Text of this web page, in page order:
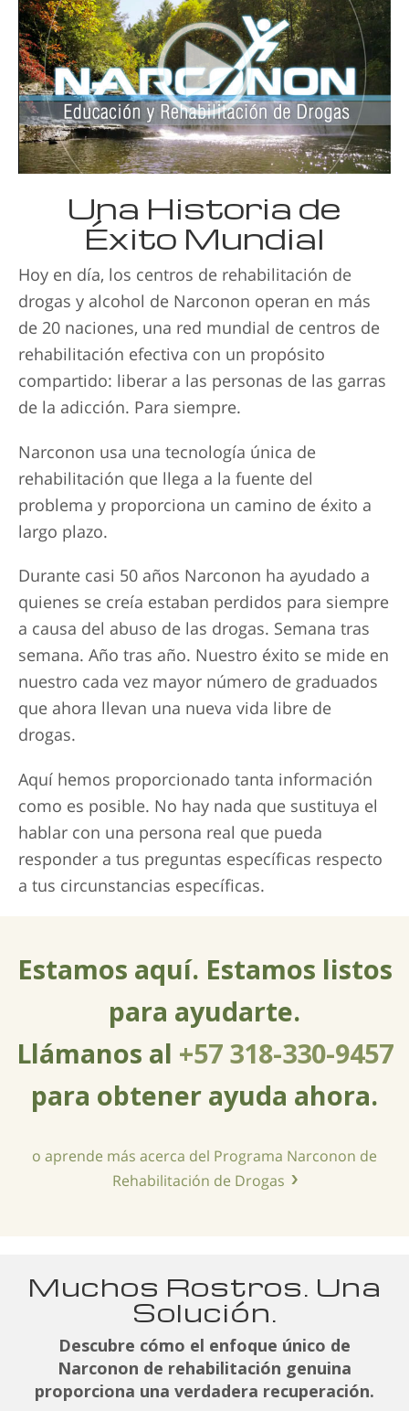
Una Historia de
Éxito Mundial
Hoy en día, los centros de rehabilitación de
drogas y alcohol de Narconon operan en más
de 20 naciones, una red mundial de centros de
rehabilitación efectiva con un propósito
compartido: liberar a las personas de las garras
de la adicción. Para siempre.
Narconon usa una tecnología única de
rehabilitación que llega a la fuente del
problema y proporciona un camino de éxito a
largo plazo.
Durante casi 50 años Narconon ha ayudado a
quienes se creía estaban perdidos para siempre
a causa del abuso de las drogas. Semana tras
semana. Año tras año. Nuestro éxito se mide en
nuestro cada vez mayor número de graduados
que ahora llevan una nueva vida libre de
drogas.
Aquí hemos proporcionado tanta información
como es posible. No hay nada que sustituya el
hablar con una persona real que pueda
responder a tus preguntas específicas respecto
a tus circunstancias específicas.
Estamos aquí. Estamos listos
para ayudarte.
Llámanos al +57 318-330-9457
para obtener ayuda ahora.
o aprende más acerca del Programa Narconon de
Rehabilitación de Drogas
Muchos Rostros. Una
Solución.
Descubre cómo el enfoque único de
Narconon de rehabilitación genuina
proporciona una verdadera recuperación.